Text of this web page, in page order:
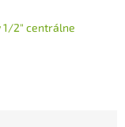
1/2" centrálne